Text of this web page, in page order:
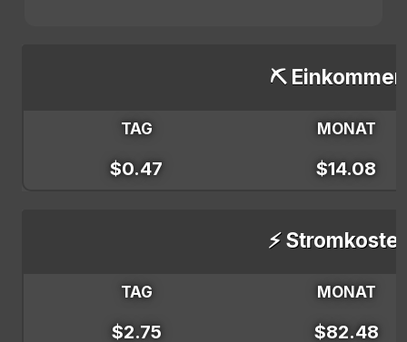
⛏️
TAG MONAT
$0.47 $14.08
⚡
TAG MONAT
$2.75 $82.48